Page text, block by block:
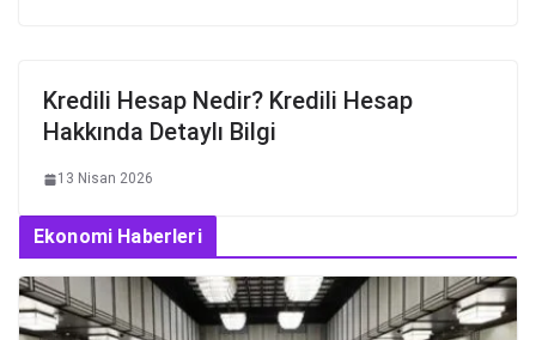
Kredili Hesap Nedir? Kredili Hesap
Hakkında Detaylı Bilgi
13 Nisan 2026
Ekonomi Haberleri